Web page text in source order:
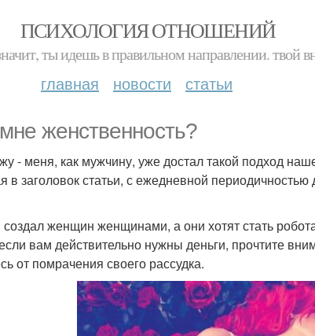
ПСИХОЛОГИЯ ОТНОШЕНИЙ
ты идешь в правильном направлении. твой
главная новости статьи
женственность?
- меня, как мужчину, уже достал такой подход
в заголовок статьи, с ежедневной
женщин женщинами, а они хотят стать
вам действительно нужны деньги, прочтите
от помрачения своего рассудка.